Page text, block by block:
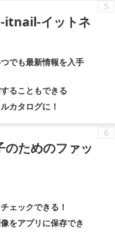
itnail-イットネ
でも最新情報を入手
ることもできる
カタログに！
5
のためのファッ
ェックできる！
をアプリに保存でき
6